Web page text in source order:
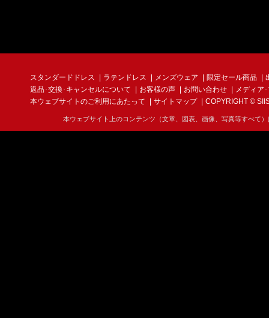
スタンダードドレス ラテンドレス メンズウェア 限定セール商品
返品･交換･キャンセルについて
お客様の声 お問い合わせ
メディア
本ウェブサイトのご利用にあたって
サイトマップ COPYRIGHT ©
本ウェブサイト上のコンテンツ（文章、図表、画像、写真等すべて